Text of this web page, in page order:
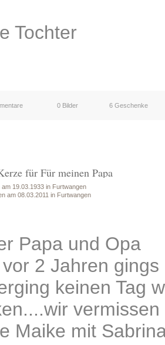
Tochter
0 Bilder 6 Geschenke
für Für meinen Papa
19.03.1933 in Furtwangen
am 08.03.2011 in Furtwangen
Papa und Opa
2 Jahren
keinen Tag
Maike mit